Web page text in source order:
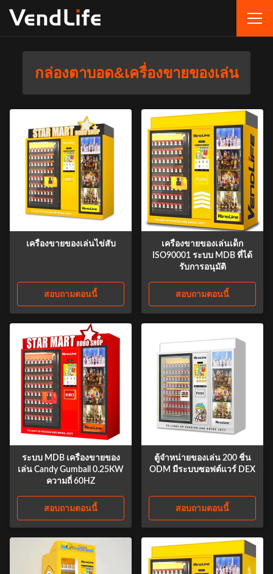
กล่องตาบอด&เครื่องขายของเล่น
เครื่องขายของเล่นไข่สับ
สอบถามตอนนี้
เครื่องขายของเล่นเด็ก
ISO90001 ระบบ MDB ที่ได้
รับการอนุมัติ
สอบถามตอนนี้
ระบบ MDB เครื่องขายของ
เล่น Candy Gumball 0.25KW
ความถี่ 60HZ
สอบถามตอนนี้
ตู้จำหน่ายของเล่น 200 ชิ้น
ODM มีระบบซอฟต์แวร์ DEX
สอบถามตอนนี้